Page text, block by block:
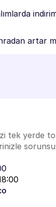
artar
tek yerde